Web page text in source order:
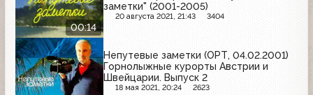
00:14
заметки" (2001-2005)
20 августа 2021, 21:43 3404
Непутевые заметки (ОРТ, 04.02.2001)
Горнолыжные курорты Австрии и
Швейцарии. Выпуск 2
18 мая 2021, 20:24 2623